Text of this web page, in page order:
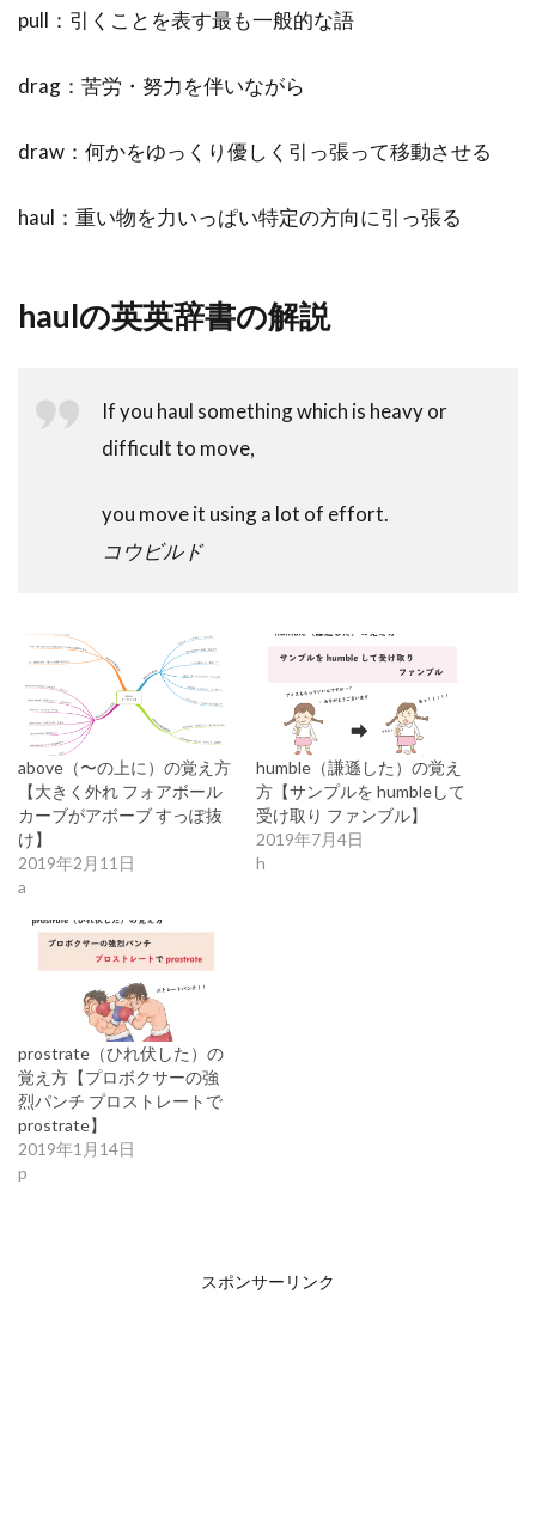
pull：引くことを表す最も一般的な語
drag：苦労・努力を伴いながら
draw：何かをゆっくり優しく引っ張って移動させる
haul：重い物を力いっぱい特定の方向に引っ張る
haulの英英辞書の解説
If you haul something which is heavy or
difficult to move,
you move it using a lot of effort.
コウビルド
above（〜の上に）の覚え方
【大きく外れ フォアボール
カーブがアボーブ すっぽ抜
け】
2019年2月11日
a
humble（謙遜した）の覚え
方【サンプルを humbleして
受け取り ファンブル】
2019年7月4日
h
prostrate（ひれ伏した）の
覚え方【プロボクサーの強
烈パンチ プロストレートで
prostrate】
2019年1月14日
p
スポンサーリンク